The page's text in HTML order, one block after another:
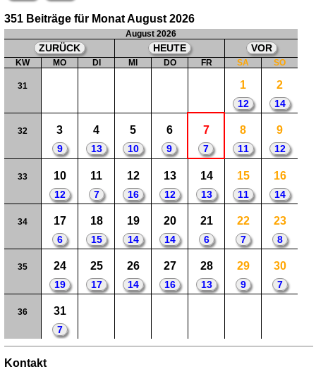
351 Beiträge für Monat August 2026
August 2026
ZURÜCK HEUTE VOR
KW MO DI MI DO FR SA SO
31 1
12
2
14
32 3
9
4
13
5
10
6
9
7
7
8
11
9
12
33 10
12
11
7
12
16
13
12
14
13
15
11
16
14
34 17
6
18
15
19
14
20
14
21
6
22
7
23
8
35 24
19
25
17
26
14
27
16
28
13
29
9
30
7
36 31
7
Kontakt